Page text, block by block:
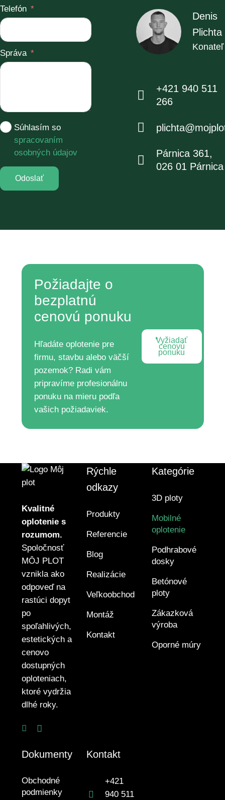
Telefón
Správa
Súhlasím so
spracovaním
osobných údajov
Odoslať
Denis
Plichta
Konateľ
+421 940 511
266
Párnica 361,
026 01 Párnica
Požiadajte o
bezplatnú
cenovú ponuku
Hľadáte oplotenie pre
firmu, stavbu alebo väčší
pozemok? Radi vám
pripravíme profesionálnu
ponuku na mieru podľa
vašich požiadaviek.
Vyžiadať
cenovú
ponuku
Kvalitné
oplotenie s
rozumom.
Spoločnosť
MÔJ PLOT
vznikla ako
odpoveď na
rastúci dopyt
po
spoľahlivých,
estetických a
cenovo
dostupných
oploteniach,
ktoré vydržia
dlhé roky.
Rýchle
odkazy
Produkty
Referencie
Blog
Realizácie
Veľkoobchod
Montáž
Kontakt
Kategórie
3D ploty
Mobilné
oplotenie
Podhrabové
dosky
Betónové
ploty
Zákazková
výroba
Oporné múry
Dokumenty
Obchodné
podmienky
Kontakt
+421
940 511